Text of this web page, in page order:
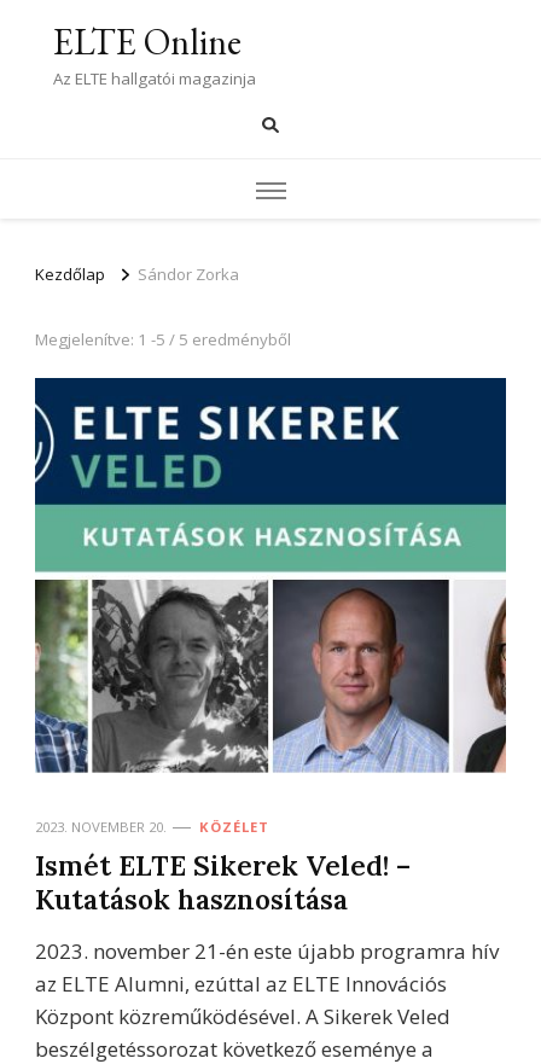
ELTE Online
Az ELTE hallgatói magazinja
Kezdőlap Sándor Zorka
Megjelenítve: 1 -5 / 5 eredményből
2023. NOVEMBER 20. KÖZÉLET
Ismét ELTE Sikerek Veled! –
Kutatások hasznosítása
2023. november 21-én este újabb programra hív
az ELTE Alumni, ezúttal az ELTE Innovációs
Központ közreműködésével. A Sikerek Veled
beszélgetéssorozat következő eseménye a